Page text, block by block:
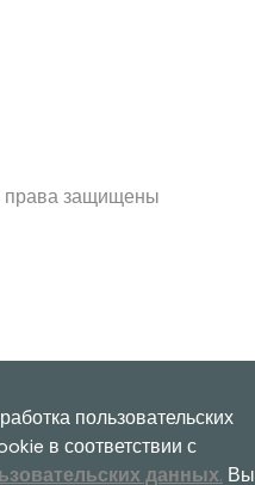
права защищены
пользовательских
в соответствии с
данных. Вы